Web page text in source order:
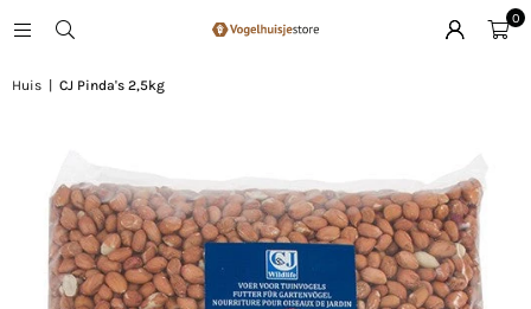
0
Huis CJ Pinda's 2,5kg